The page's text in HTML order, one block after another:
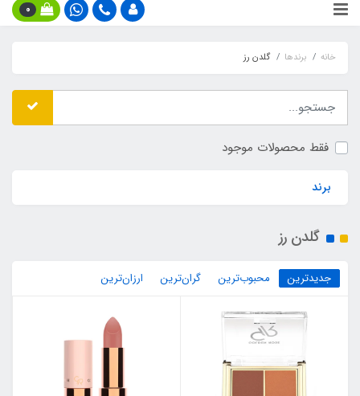
0
خانه برندها گلدن رز
فقط محصولات موجود
برند
گلدن رز
جدیدترین محبوب‌ترین گران‌ترین ارزان‌ترین